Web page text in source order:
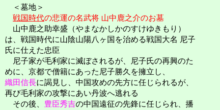
＜墓地＞
戦国時代の悲運の名武将 山中鹿之介のお墓
山中鹿之助幸盛（やまなかしかのすけゆきもり）
は、戦国時代に山陰山陽八ヶ国を治める戦国大名 尼子
氏に仕えた忠臣
尼子家が毛利家に滅ぼされるが、尼子氏の再興のた
めに、京都で僧籍にあった尼子勝久を擁立し、
織田信長に謁見し、中国攻めの先方に任じられるが、
再び毛利家の攻撃にあい丹波へ逃れる
その後、 豊臣秀吉の中国遠征の先鋒に任じられ、播